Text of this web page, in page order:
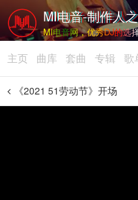
MI电音-制作人
MI电音网，优秀DJ的选
主页 曲库 套曲 专辑 歌
《2021 51劳动节》开场